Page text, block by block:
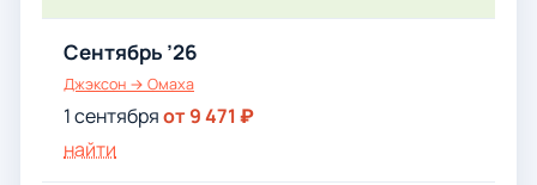
Сентябрь ’26
Джэксон → Омаха
1 сентябряот 9 471 ₽
найти